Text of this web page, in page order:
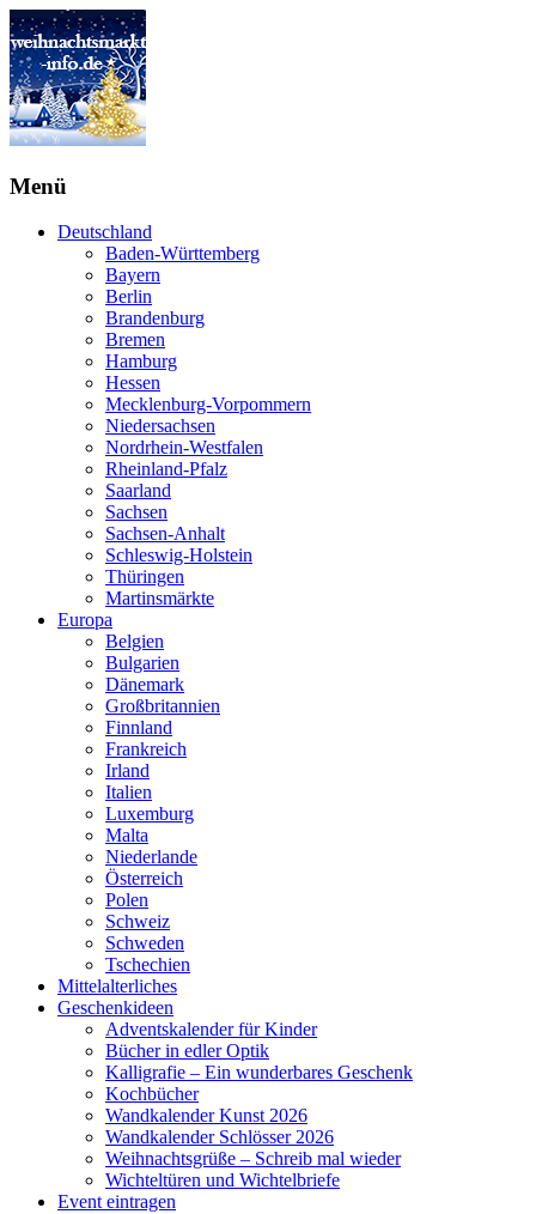
Menü
Deutschland
Baden-Württemberg
Bayern
Berlin
Brandenburg
Bremen
Hamburg
Hessen
Mecklenburg-Vorpommern
Niedersachsen
Nordrhein-Westfalen
Rheinland-Pfalz
Saarland
Sachsen
Sachsen-Anhalt
Schleswig-Holstein
Thüringen
Martinsmärkte
Europa
Belgien
Bulgarien
Dänemark
Großbritannien
Finnland
Frankreich
Irland
Italien
Luxemburg
Malta
Niederlande
Österreich
Polen
Schweiz
Schweden
Tschechien
Mittelalterliches
Geschenkideen
Adventskalender für Kinder
Bücher in edler Optik
Kalligrafie – Ein wunderbares Geschenk
Kochbücher
Wandkalender Kunst 2026
Wandkalender Schlösser 2026
Weihnachtsgrüße – Schreib mal wieder
Wichteltüren und Wichtelbriefe
Event eintragen